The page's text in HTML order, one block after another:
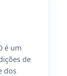
é um
de
dos